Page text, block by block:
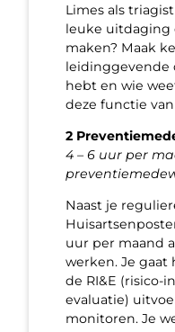
Limes als
leuke uitdaging
maken? Maak
leidinggevende
hebt en wie
deze functie
2
4 – 6 uur per
Naast je
uur per maand
werken. Je gaat
de RI&E (risico-
evaluatie)
monitoren. Je